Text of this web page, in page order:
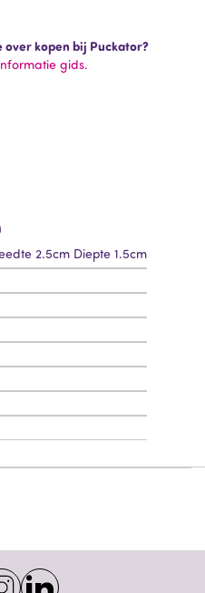
kopen bij Puckator?
gids.
2.5cm Diepte 1.5cm